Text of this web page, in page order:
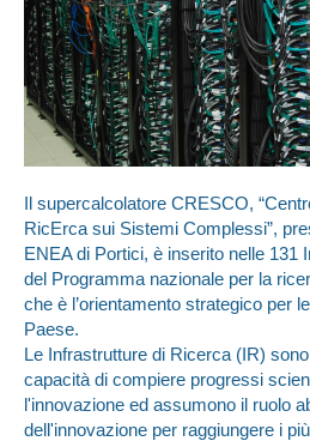
Il supercalcolatore CRESCO,
RicErca sui Sistemi Complessi”,
ENEA di Portici, è inserito nelle 131
del Programma nazionale per la
che è l’orientamento strategico per
Paese.
Le Infrastrutture di Ricerca (IR)
capacità di compiere progressi
l'innovazione ed assumono il ruolo
dell'innovazione per raggiungere i